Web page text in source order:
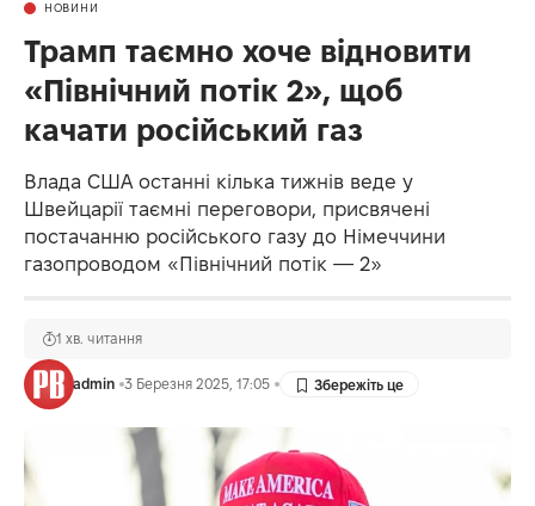
НОВИНИ
Трамп таємно хоче відновити
«Північний потік 2», щоб
качати російський газ
Влада США останні кілька тижнів веде у
Швейцарії таємні переговори, присвячені
постачанню російського газу до Німеччини
газопроводом «Північний потік — 2»
admin 3 Березня 2025, 17:05
1 хв. читання